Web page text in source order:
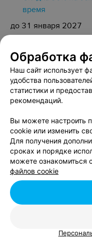
время
до 31 января 2027
до 31 января 2027
Скидка 15% на
до 31 января 2027
Cкидка 15% на
до 31 января 2027
Скидка до 20%
до 31 января 2027
Акция «Подарок
до 31 августа
Обработка
Наш сайт использует
удобства
статистики и
рекомендаций.
Вы можете настроить
cookie или изменить
Для получения
сроках и порядке
можете ознакомиться
файлов cookie